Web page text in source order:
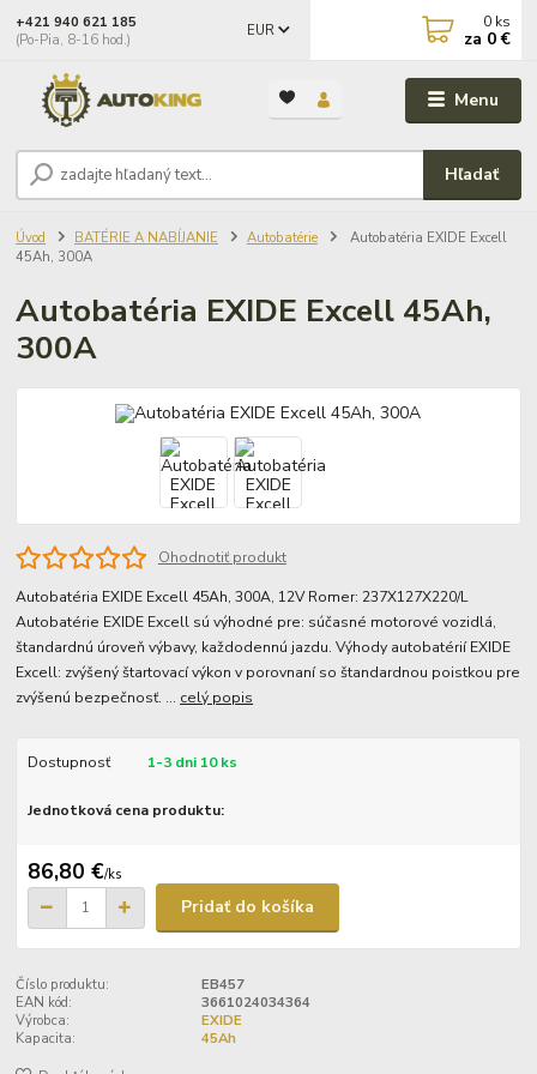
Menu
EUR
Hľadať
+421 940 621 185
(Po-Pia, 8-16 hod.)
0 ks
za 0 €
Úvod BATÉRIE A NABÍJANIE Autobatérie
Autobatéria EXIDE Excell
45Ah, 300A
Autobatéria EXIDE Excell 45Ah,
300A
Ohodnotiť produkt
Autobatéria EXIDE Excell 45Ah, 300A, 12V Romer: 237X127X220/L
Autobatérie EXIDE Excell sú výhodné pre: súčasné motorové vozidlá,
štandardnú úroveň výbavy, každodennú jazdu. Výhody autobatérií EXIDE
Excell: zvýšený štartovací výkon v porovnaní so štandardnou poistkou pre
zvýšenú bezpečnosť. ... celý popis
Dostupnosť 1-3 dni 10 ks
Jednotková cena produktu:
86,80 €/ks
Pridať do košíka
Číslo produktu:
EB457
EAN kód:
3661024034364
Výrobca:
EXIDE
Kapacita:
45Ah